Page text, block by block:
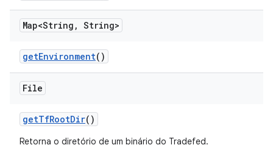
Map<String , String>
getEnvironment()
File
getTfRootDir()
Retorna o diretório de um binário do Tradefed.